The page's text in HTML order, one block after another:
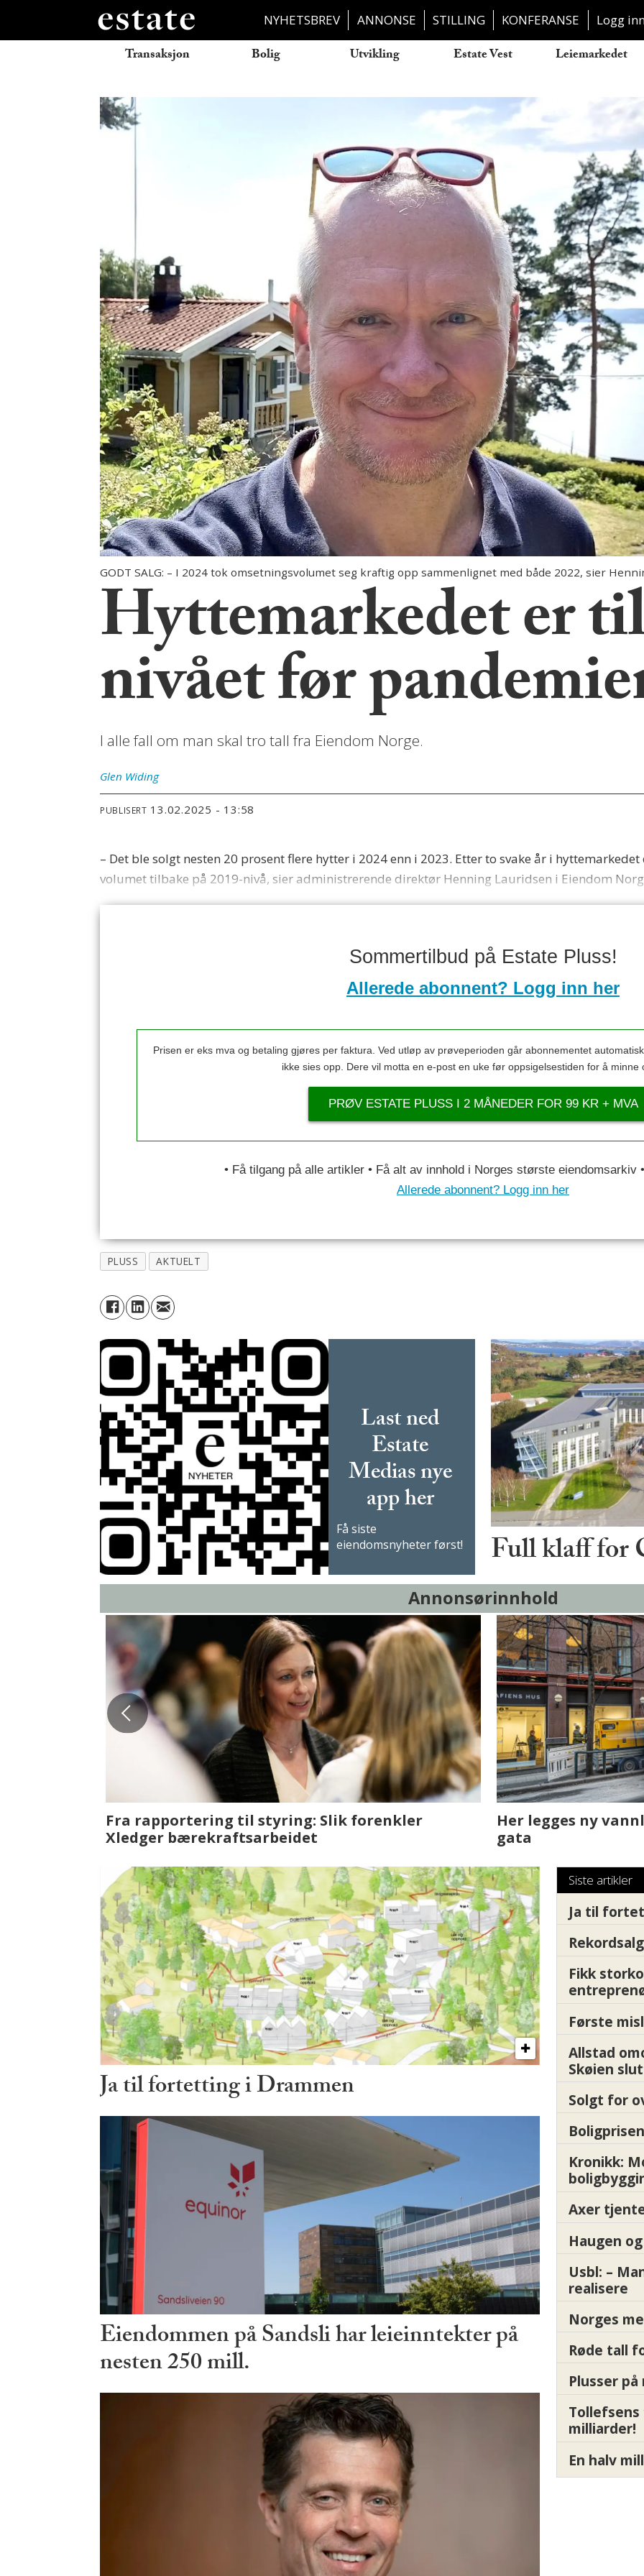
NYHETSBREV ANNONSE STILLING KONFERANSE Logg
Transaksjon Bolig Utvikling Estate Vest Leiemarkedet
GODT SALG: – I 2024 tok omsetningsvolumet seg kraftig opp sammenlignet med både 2022, sier
Hyttemarkedet er
nivået før
I alle fall om man skal tro tall fra Eiendom Norge.
Glen Widing
PUBLISERT 13.02.2025 - 13:58
– Det ble solgt nesten 20 prosent flere hytter i 2024 enn i 2023. Etter to svake år i
volumet tilbake på 2019-nivå, sier administrerende direktør Henning Lauridsen i Eiendom
Sommertilbud på Estate Pluss!
Allerede abonnent? Logg inn her
Prisen er eks mva og betaling gjøres per faktura. Ved utløp av prøveperioden går abonnementet
ikke sies opp. Dere vil motta en e-post en uke før oppsigelsestiden for å minne
PRØV ESTATE PLUSS I 2 MÅNEDER FOR 99 KR + MVA
• Få tilgang på alle artikler • Få alt av innhold i Norges største eiendomsarkiv
Allerede abonnent? Logg inn her
PLUSS AKTUELT
Last ned
Estate
Medias nye
app her
Få siste
eiendomsnyheter først!
Full klaff for
Annonsørinnhold
Fenistra endrer eiendomsbransjen med AI. Slik
ser vi på fremtiden
Det er i Drammen
Ja til fortetting i Drammen
Eiendommen på Sandsli har leieinntekter på
nesten 250 mill.
Siste artikler
Ja til
Fikk
Første
Allstad
Skøien
Solgt for
Kronikk:
Axer
Haugen
Usbl: –
realisere
Norges
Røde tall
Plusser
milliarder!
En halv